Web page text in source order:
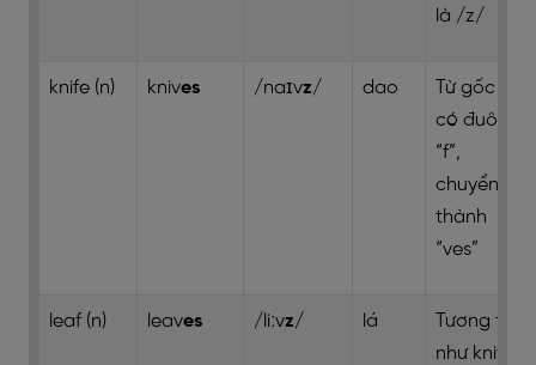
là /z/
knife (n) knives /naɪvz/ dao
Từ gốc
có đuôi
“f”,
chuyển
thành
“ves”
leaf (n) leaves /liːvz/ lá
Tương tự
như knife